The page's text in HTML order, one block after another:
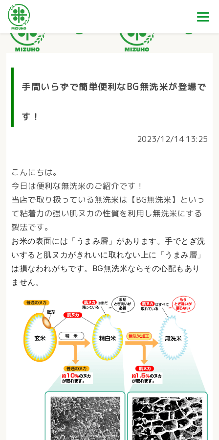
手間いらずで簡単便利なBG無洗米が登場で
す！
2023/12/14 13:25
こんにちは。
今日は便利な無洗米のご紹介です！
当店で取り扱っている無洗米は【BG無洗米】といっ
て粘着力の強い肌ヌカの性質を利用し無洗米にする
製法です。
お米の表面には「うまみ層」があります。手でとぎ洗
いすると肌ヌカがきれいに取れない上に「うまみ層」
は損なわれがちです。BG無洗米ならその心配もあり
ません。